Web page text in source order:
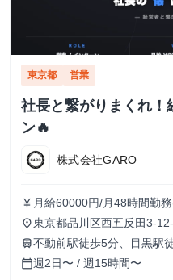
東京都 営業
社長と繋がりまくれ！
ン🔥
株式会社GARO
currency_yen 月給60000円/月48時間勤
トすれば、学生でも圧倒的
す！
place東京都品川区西五反田3-
train不動前駅徒歩5分、目黒駅
calendar_today週2日〜 / 週15時間〜